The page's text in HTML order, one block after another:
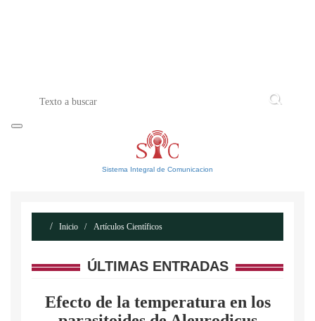
Sistema Integral de Comunicacion
Inicio Artículos Científicos
ÚLTIMAS ENTRADAS
Efecto de la temperatura en los